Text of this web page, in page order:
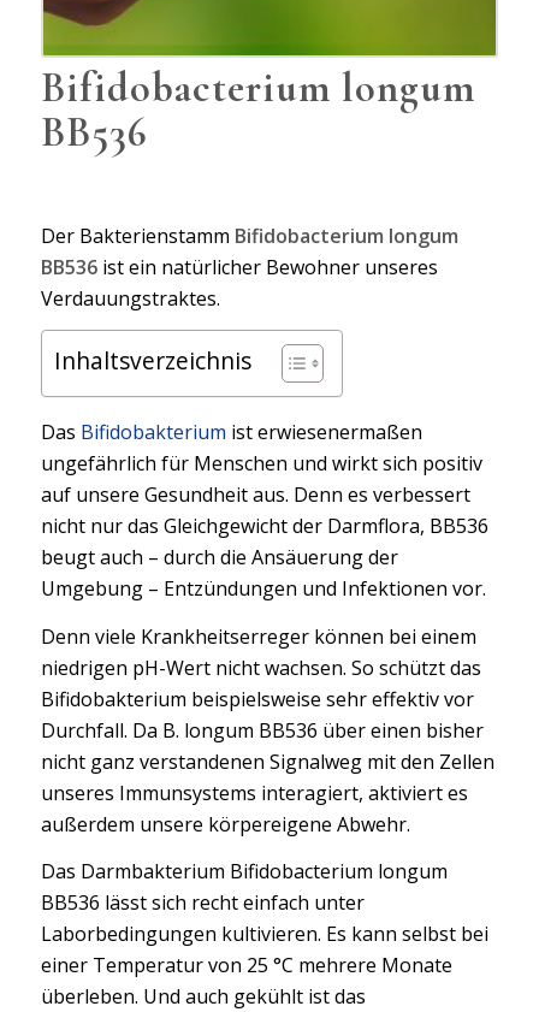
Bifidobacterium longum
BB536
Der Bakterienstamm Bifidobacterium longum
BB536ist ein natürlicher Bewohner unseres
Verdauungstraktes.
Inhaltsverzeichnis
Das Bifidobakterium ist erwiesenermaßen
ungefährlich für Menschen und wirkt sich positiv
auf unsere Gesundheit aus. Denn es verbessert
nicht nur das Gleichgewicht der Darmflora, BB536
beugt auch – durch die Ansäuerung der
Umgebung – Entzündungen und Infektionen vor.
Denn viele Krankheitserreger können bei einem
niedrigen pH-Wert nicht wachsen. So schützt das
Bifidobakterium beispielsweise sehr effektiv vor
Durchfall. Da B. longum BB536 über einen bisher
nicht ganz verstandenen Signalweg mit den Zellen
unseres Immunsystems interagiert, aktiviert es
außerdem unsere körpereigene Abwehr.
Das Darmbakterium Bifidobacterium longum
BB536 lässt sich recht einfach unter
Laborbedingungen kultivieren. Es kann selbst bei
einer Temperatur von 25 °C mehrere Monate
überleben. Und auch gekühlt ist das